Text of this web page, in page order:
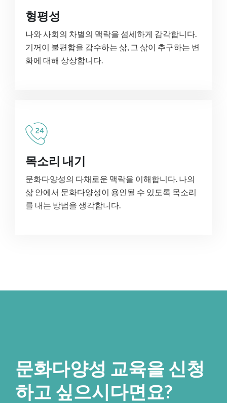
형평성
나와 사회의 차별의 맥락을 섬세하게 감각합니다.
기꺼이 불편함을 감수하는 삶, 그 삶이 추구하는 변
화에 대해 상상합니다.
목소리 내기
문화다양성의 다채로운 맥락을 이해합니다. 나의
삶 안에서 문화다양성이 용인될 수 있도록 목소리
를 내는 방법을 생각합니다.
문화다양성 교육을 신청
하고 싶으시다면요?